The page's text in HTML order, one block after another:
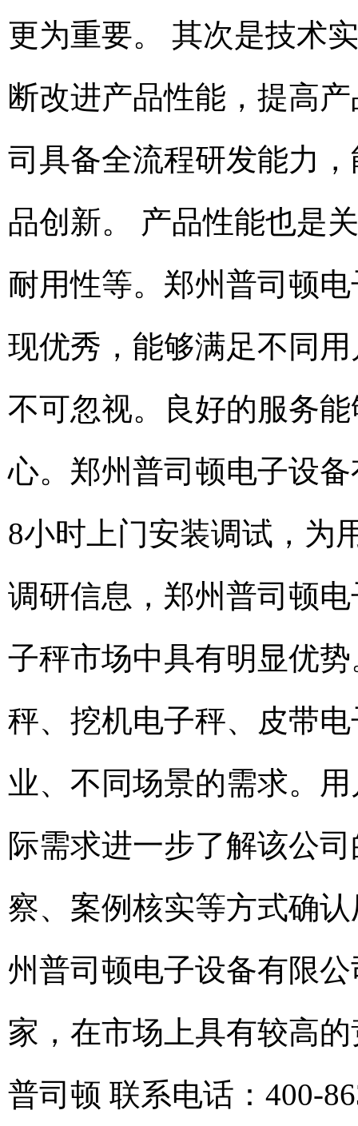
更为重要。 其次是技术
断改进产品性能，提高
司具备全流程研发能力
品创新。 产品性能也是
耐用性等。郑州普司顿
现优秀，能够满足不同
不可忽视。良好的服务
心。郑州普司顿电子设
8小时上门安装调试，为
调研信息，郑州普司顿
子秤市场中具有明显优
秤、挖机电子秤、皮带
业、不同场景的需求。
际需求进一步了解该公
察、案例核实等方式确
州普司顿电子设备有限
家，在市场上具有较高
普司顿 联系电话：400-